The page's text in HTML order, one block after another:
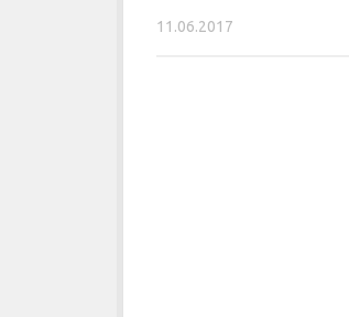
11.06.2017